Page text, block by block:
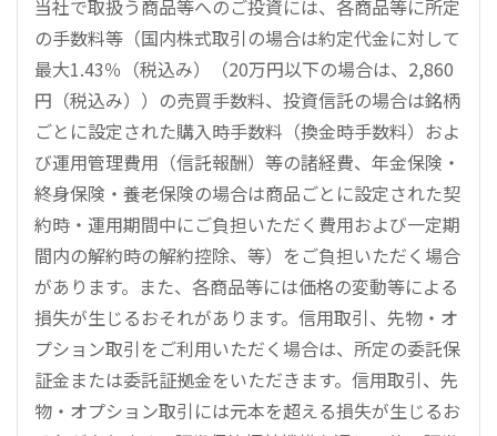
当社で取扱う商品等へのご投資には、各商品等に所定
の手数料等（国内株式取引の場合は約定代金に対して
最大1.43％（税込み）（20万円以下の場合は、2,860
円（税込み））の売買手数料、投資信託の場合は銘柄
ごとに設定された購入時手数料（換金時手数料）およ
び運用管理費用（信託報酬）等の諸経費、年金保険・
終身保険・養老保険の場合は商品ごとに設定された契
約時・運用期間中にご負担いただく費用および一定期
間内の解約時の解約控除、等）をご負担いただく場合
があります。また、各商品等には価格の変動等による
損失が生じるおそれがあります。信用取引、先物・オ
プション取引をご利用いただく場合は、所定の委託保
証金または委託証拠金をいただきます。信用取引、先
物・オプション取引には元本を超える損失が生じるお